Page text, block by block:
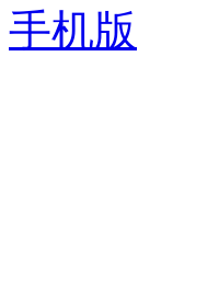
手机版